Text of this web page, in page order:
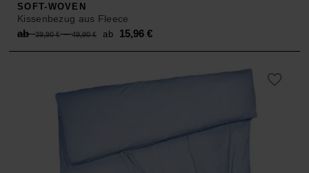
SOFT-WOVEN
Kissenbezug aus Fleece
ab39,90€–49,90€
Original
price
ab 39,90 €
ab 15,96 €Current
price